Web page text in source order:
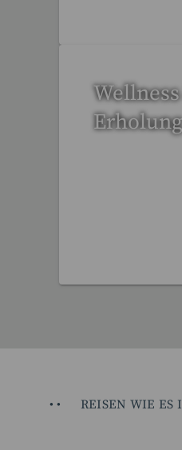
Erholung
• • REISEN WIE ES